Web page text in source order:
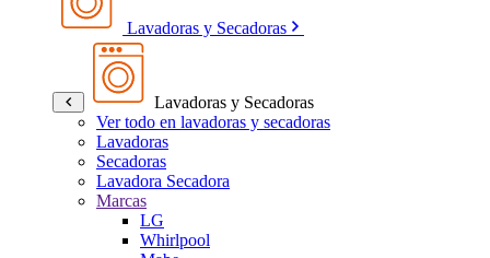
Lavadoras y Secadoras
Lavadoras y Secadoras
Ver todo en lavadoras y secadoras
Lavadoras
Secadoras
Lavadora Secadora
Marcas
LG
Whirlpool